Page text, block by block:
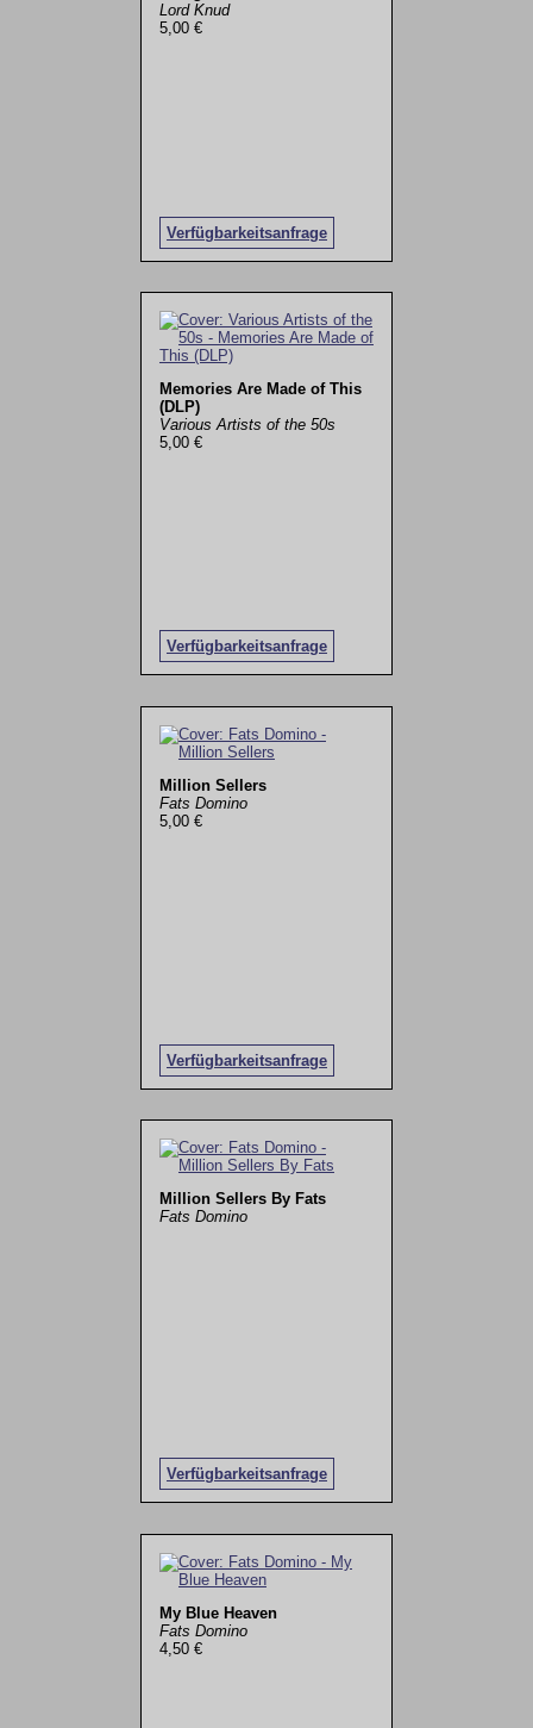
Lord Knud
5,00 €
Verfügbarkeitsanfrage
Memories Are Made of This
(DLP)
Various Artists of the 50s
5,00 €
Verfügbarkeitsanfrage
Million Sellers
Fats Domino
5,00 €
Verfügbarkeitsanfrage
Million Sellers By Fats
Fats Domino
Verfügbarkeitsanfrage
My Blue Heaven
Fats Domino
4,50 €